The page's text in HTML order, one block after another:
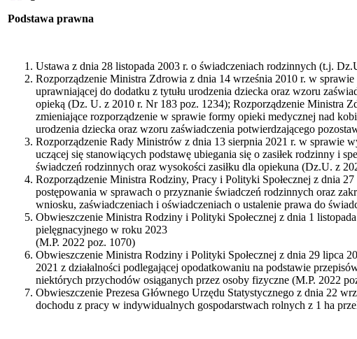
Podstawa prawna
Ustawa z dnia 28 listopada 2003 r. o świadczeniach rodzinnych (t.j.
Rozporządzenie Ministra Zdrowia z dnia 14 września 2010 r. w
uprawniającej do dodatku z tytułu urodzenia dziecka oraz wzoru
opieką (Dz. U. z 2010 r. Nr 183 poz. 1234); Rozporządzenie Ministra
zmieniające rozporządzenie w sprawie formy opieki medycznej nad
urodzenia dziecka oraz wzoru zaświadczenia potwierdzającego
Rozporządzenie Rady Ministrów z dnia 13 sierpnia 2021 r. w sprawie
uczącej się stanowiących podstawę ubiegania się o zasiłek rodzinny i
świadczeń rodzinnych oraz wysokości zasiłku dla opiekuna (Dz.U. z
Rozporządzenie Ministra Rodziny, Pracy i Polityki Społecznej z dnia
postępowania w sprawach o przyznanie świadczeń rodzinnych oraz
wniosku, zaświadczeniach i oświadczeniach o ustalenie prawa do
Obwieszczenie Ministra Rodziny i Polityki Społecznej z dnia 1
pielęgnacyjnego w roku 2023
(M.P. 2022 poz. 1070)
Obwieszczenie Ministra Rodziny i Polityki Społecznej z dnia 29 lipca
2021 z działalności podlegającej opodatkowaniu na podstawie
niektórych przychodów osiąganych przez osoby fizyczne (M.P. 2022
Obwieszczenie Prezesa Głównego Urzędu Statystycznego z dnia 22
dochodu z pracy w indywidualnych gospodarstwach rolnych z 1 ha